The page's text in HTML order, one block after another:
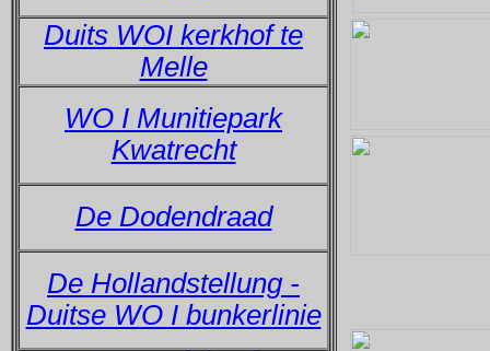
Duits WOI kerkhof te
Melle
WO I Munitiepark
Kwatrecht
De Dodendraad
De Hollandstellung -
Duitse WO I bunkerlinie